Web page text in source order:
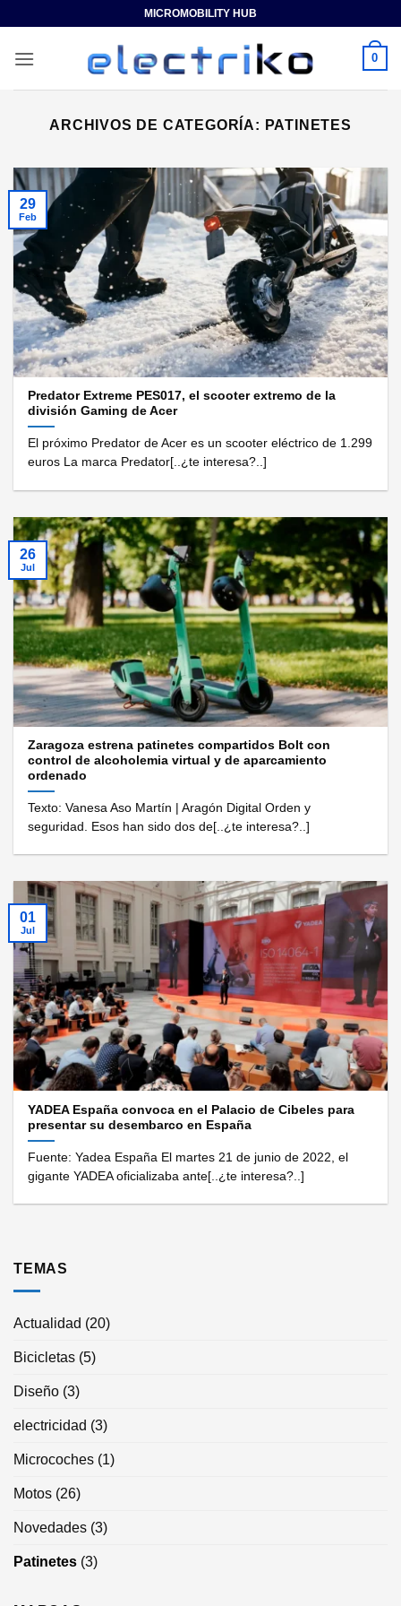
contenido
MICROMOBILITY HUB
0
ARCHIVOS DE CATEGORÍA: PATINETES
Predator Extreme PES017, el scooter extremo de la
división Gaming de Acer
El próximo Predator de Acer es un scooter eléctrico de 1.299
euros La marca Predator[..¿te interesa?..]
29
Feb
Zaragoza estrena patinetes compartidos Bolt con
control de alcoholemia virtual y de aparcamiento
ordenado
Texto: Vanesa Aso Martín | Aragón Digital Orden y
seguridad. Esos han sido dos de[..¿te interesa?..]
26
Jul
YADEA España convoca en el Palacio de Cibeles para
presentar su desembarco en España
Fuente: Yadea España El martes 21 de junio de 2022, el
gigante YADEA oficializaba ante[..¿te interesa?..]
01
Jul
TEMAS
Actualidad (20)
Bicicletas (5)
Diseño (3)
electricidad (3)
Microcoches (1)
Motos (26)
Novedades (3)
Patinetes (3)